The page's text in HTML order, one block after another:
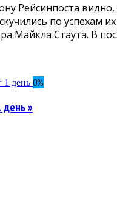
Рейсинпоста видно,
по успехам
Майкла Стаута. В
0%
день »